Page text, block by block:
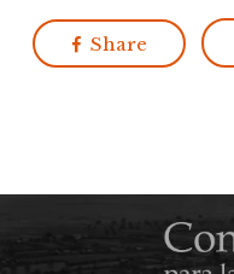
Share